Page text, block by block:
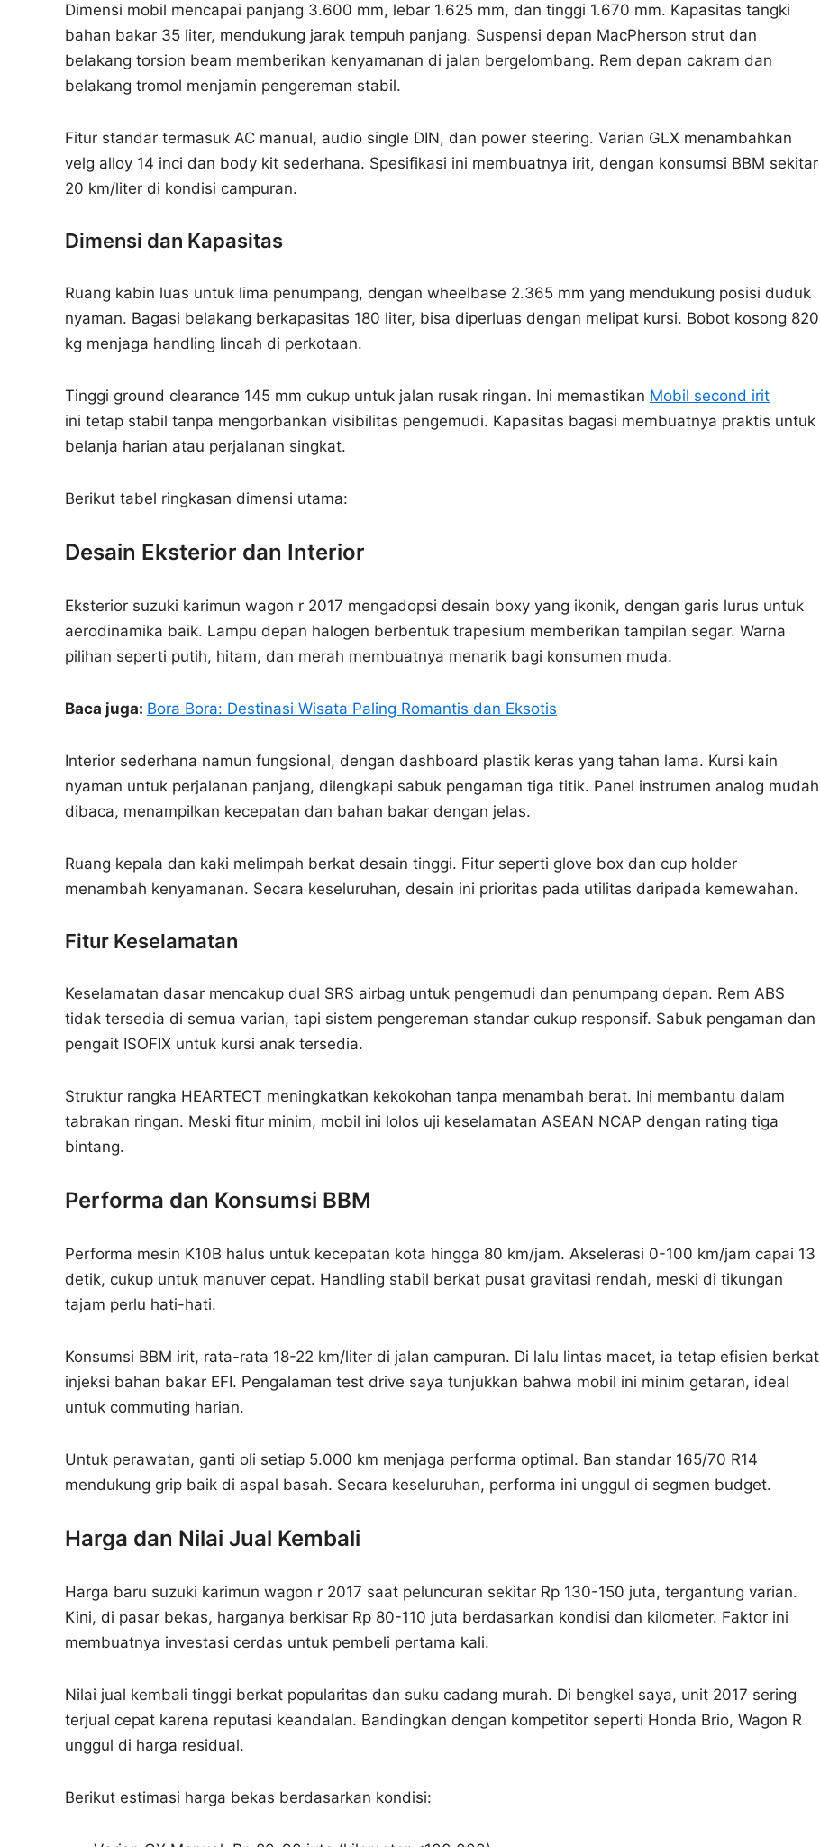
Dimensi mobil mencapai panjang 3.600 mm, lebar 1.625 mm, dan tinggi 1.670 mm. Kapasitas tangki
bahan bakar 35 liter, mendukung jarak tempuh panjang. Suspensi depan MacPherson strut dan
belakang torsion beam memberikan kenyamanan di jalan bergelombang. Rem depan cakram dan
belakang tromol menjamin pengereman stabil.
Fitur standar termasuk AC manual, audio single DIN, dan power steering. Varian GLX menambahkan
velg alloy 14 inci dan body kit sederhana. Spesifikasi ini membuatnya irit, dengan konsumsi BBM sekitar
20 km/liter di kondisi campuran.
Dimensi dan Kapasitas
Ruang kabin luas untuk lima penumpang, dengan wheelbase 2.365 mm yang mendukung posisi duduk
nyaman. Bagasi belakang berkapasitas 180 liter, bisa diperluas dengan melipat kursi. Bobot kosong 820
kg menjaga handling lincah di perkotaan.
Tinggi ground clearance 145 mm cukup untuk jalan rusak ringan. Ini memastikan Mobil second irit
ini tetap stabil tanpa mengorbankan visibilitas pengemudi. Kapasitas bagasi membuatnya praktis untuk
belanja harian atau perjalanan singkat.
Berikut tabel ringkasan dimensi utama:
Desain Eksterior dan Interior
Eksterior suzuki karimun wagon r 2017 mengadopsi desain boxy yang ikonik, dengan garis lurus untuk
aerodinamika baik. Lampu depan halogen berbentuk trapesium memberikan tampilan segar. Warna
pilihan seperti putih, hitam, dan merah membuatnya menarik bagi konsumen muda.
Baca juga: Bora Bora: Destinasi Wisata Paling Romantis dan Eksotis
Interior sederhana namun fungsional, dengan dashboard plastik keras yang tahan lama. Kursi kain
nyaman untuk perjalanan panjang, dilengkapi sabuk pengaman tiga titik. Panel instrumen analog mudah
dibaca, menampilkan kecepatan dan bahan bakar dengan jelas.
Ruang kepala dan kaki melimpah berkat desain tinggi. Fitur seperti glove box dan cup holder
menambah kenyamanan. Secara keseluruhan, desain ini prioritas pada utilitas daripada kemewahan.
Fitur Keselamatan
Keselamatan dasar mencakup dual SRS airbag untuk pengemudi dan penumpang depan. Rem ABS
tidak tersedia di semua varian, tapi sistem pengereman standar cukup responsif. Sabuk pengaman dan
pengait ISOFIX untuk kursi anak tersedia.
Struktur rangka HEARTECT meningkatkan kekokohan tanpa menambah berat. Ini membantu dalam
tabrakan ringan. Meski fitur minim, mobil ini lolos uji keselamatan ASEAN NCAP dengan rating tiga
bintang.
Performa dan Konsumsi BBM
Performa mesin K10B halus untuk kecepatan kota hingga 80 km/jam. Akselerasi 0-100 km/jam capai 13
detik, cukup untuk manuver cepat. Handling stabil berkat pusat gravitasi rendah, meski di tikungan
tajam perlu hati-hati.
Konsumsi BBM irit, rata-rata 18-22 km/liter di jalan campuran. Di lalu lintas macet, ia tetap efisien berkat
injeksi bahan bakar EFI. Pengalaman test drive saya tunjukkan bahwa mobil ini minim getaran, ideal
untuk commuting harian.
Untuk perawatan, ganti oli setiap 5.000 km menjaga performa optimal. Ban standar 165/70 R14
mendukung grip baik di aspal basah. Secara keseluruhan, performa ini unggul di segmen budget.
Harga dan Nilai Jual Kembali
Harga baru suzuki karimun wagon r 2017 saat peluncuran sekitar Rp 130-150 juta, tergantung varian.
Kini, di pasar bekas, harganya berkisar Rp 80-110 juta berdasarkan kondisi dan kilometer. Faktor ini
membuatnya investasi cerdas untuk pembeli pertama kali.
Nilai jual kembali tinggi berkat popularitas dan suku cadang murah. Di bengkel saya, unit 2017 sering
terjual cepat karena reputasi keandalan. Bandingkan dengan kompetitor seperti Honda Brio, Wagon R
unggul di harga residual.
Berikut estimasi harga bekas berdasarkan kondisi: